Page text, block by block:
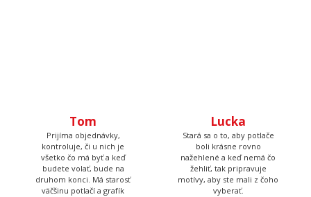
Tom
Prijíma objednávky,
kontroluje, či u nich je
všetko čo má byť a keď
budete volať, bude na
druhom konci. Má starosť
väčšinu potlačí a grafík
Lucka
Stará sa o to, aby potlače
boli krásne rovno
nažehlené a keď nemá čo
žehliť, tak pripravuje
motívy, aby ste mali z čoho
vyberať.